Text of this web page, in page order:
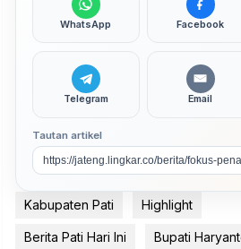
WhatsApp Facebook
Telegram Email
Tautan artikel
Kabupaten Pati Highlight
Berita Pati Hari Ini Bupati